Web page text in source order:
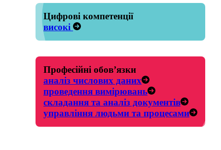
Цифрові компетенції
високі
Професійні обов’язки
аналіз числових даних
проведення вимірювань
складання та аналіз документів
управління людьми та процесами